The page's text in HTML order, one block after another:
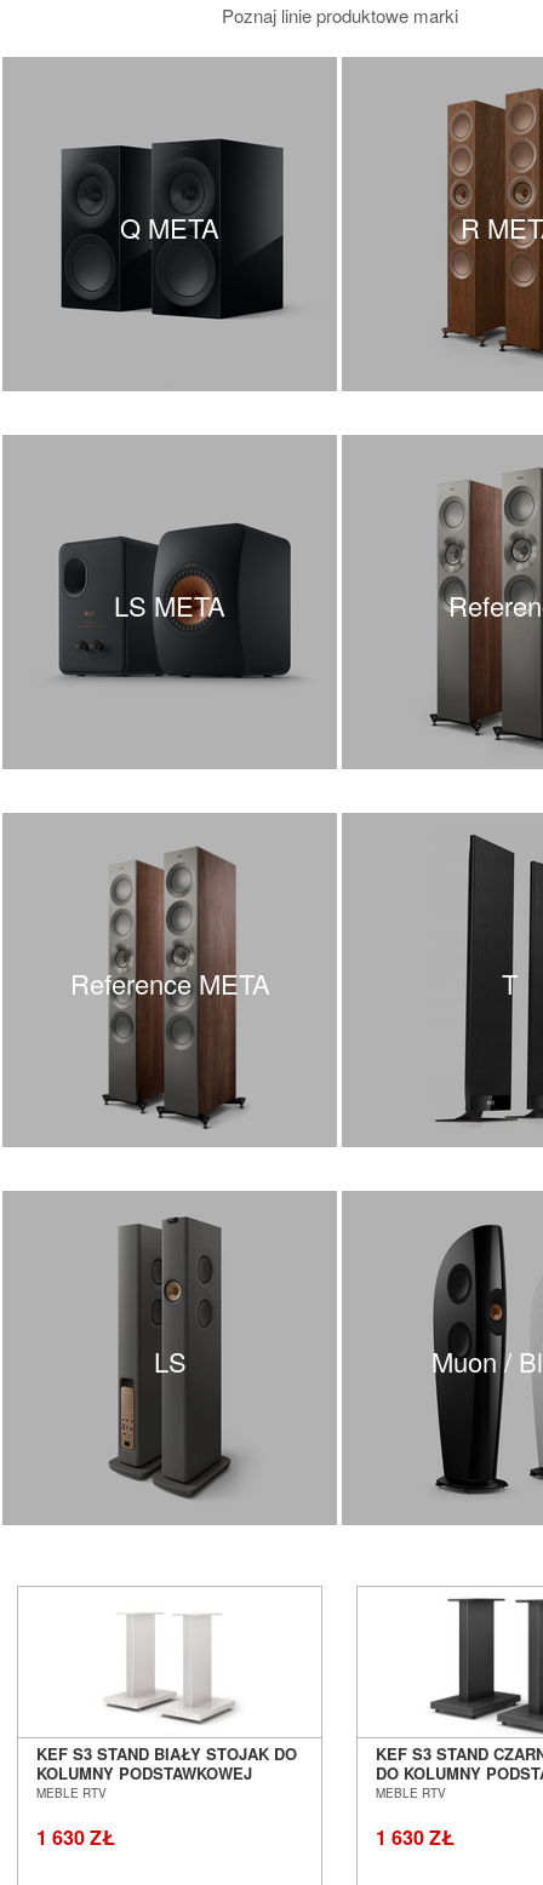
Poznaj linie produktowe marki
Q META R
LS META
Reference META T
LS Muon /
KEF S3 STAND BIAŁY STOJAK DO
KOLUMNY PODSTAWKOWEJ
SALON POZNAŃ WROCŁAW
MEBLE RTV
1 630 ZŁ
KEF S3 STAND
DO KOLUMNY
SALON POZNAŃ
MEBLE RTV
1 630 ZŁ